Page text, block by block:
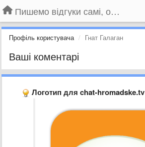
Пишемо відгуки самі, обговорюємо інші ідеї та пропозиції до Громадського Телебачення
Профіль користувача Гнат Галаган
Ваші коментарі
Логотип для chat-hromadske.tv